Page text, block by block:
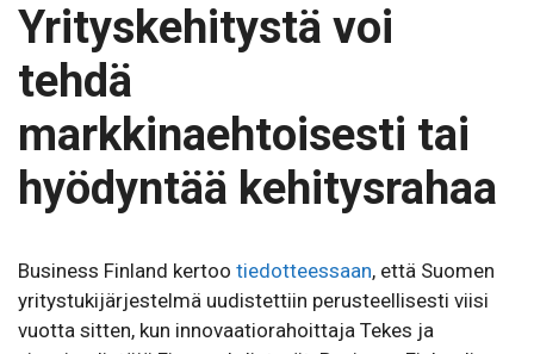
Yrityskehitystä voi
tehdä
markkinaehtoisesti tai
hyödyntää kehitysrahaa
Business Finland kertoo tiedotteessaan, että Suomen
yritystukijärjestelmä uudistettiin perusteellisesti viisi
vuotta sitten, kun innovaatiorahoittaja Tekes ja